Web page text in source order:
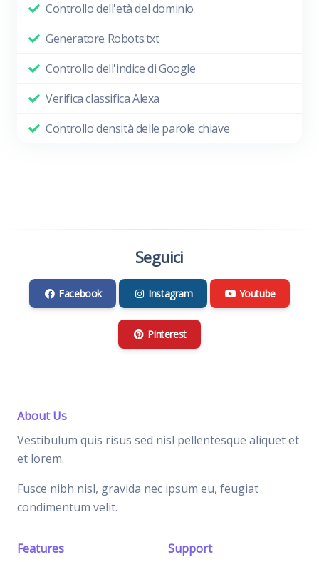
Controllo dell'età del dominio
Generatore Robots.txt
Controllo dell'indice di Google
Verifica classifica Alexa
Controllo densità delle parole chiave
Seguici
Facebook Instagram Youtube
Pinterest
About Us
Vestibulum quis risus sed nisl pellentesque aliquet et
et lorem.
Fusce nibh nisl, gravida nec ipsum eu, feugiat
condimentum velit.
Features Support